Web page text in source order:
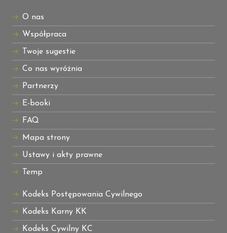
O nas
Współpraca
Twoje sugestie
Co nas wyróżnia
Partnerzy
E-booki
FAQ
Mapa strony
Ustawy i akty prawne
Temp
Kodeks Postępowania Cywilnego
Kodeks Karny KK
Kodeks Cywilny KC